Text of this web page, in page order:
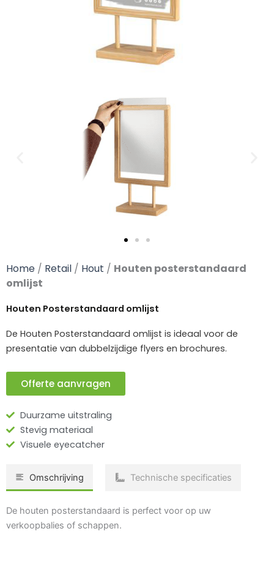
Home / Retail / Hout / Houten posterstandaard
omlijst
Houten Posterstandaard omlijst
De Houten Posterstandaard omlijst is ideaal voor de
presentatie van dubbelzijdige flyers en brochures.
Offerte aanvragen
Duurzame uitstraling
Stevig materiaal
Visuele eyecatcher
Omschrijving Technische specificaties
De houten posterstandaard is perfect voor op uw
verkoopbalies of schappen.